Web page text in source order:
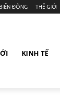
BIỂN ĐÔNG THẾ GIỚI
KINH TẾ